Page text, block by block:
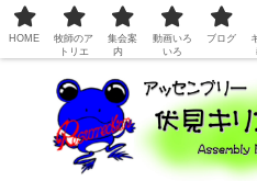
日本アッセンブリーズ
HOME
牧師のア
トリエ
集会案
内
動画いろ
いろ
ブログ